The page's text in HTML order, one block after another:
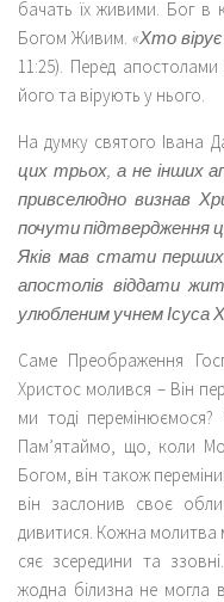
бачать їх живими. Бог в
Богом Живим. «Хто
11:25). Перед
його та вірують у нього.
На думку святого Івана
цих трьох, а не інших
привселюдно визнав
почути підтвердження
Яків мав стати
апостолів віддати
улюбленим учнем Ісуса
Саме Преображення
Христос молився – Він
ми тоді
Пам’ятаймо, що, коли
Богом, він також
він заслонив своє
дивитися. Кожна молитва
сяє зсередини та
жодна білизна не могла